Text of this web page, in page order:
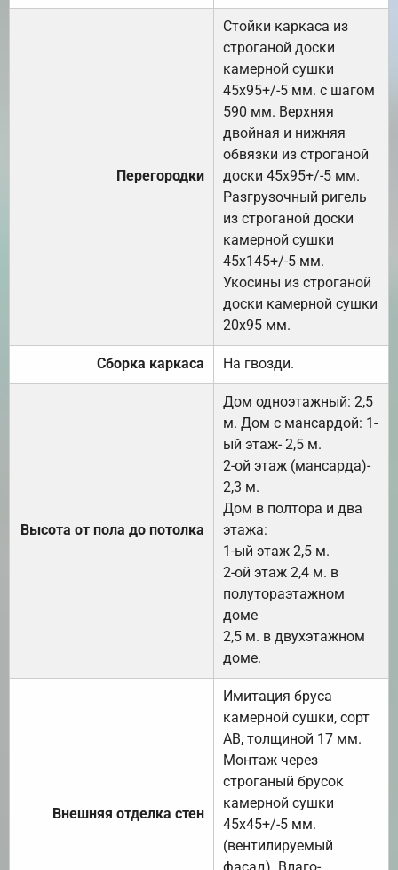
Перегородки
Стойки каркаса из
строганой доски
камерной сушки
45х95+/-5 мм. с шагом
590 мм. Верхняя
двойная и нижняя
обвязки из строганой
доски 45х95+/-5 мм.
Разгрузочный ригель
из строганой доски
камерной сушки
45х145+/-5 мм.
Укосины из строганой
доски камерной сушки
20х95 мм.
Сборка каркаса На гвозди.
Высота от пола до потолка
Дом одноэтажный: 2,5
м. Дом с мансардой: 1-
ый этаж- 2,5 м.
2-ой этаж (мансарда)-
2,3 м.
Дом в полтора и два
этажа:
1-ый этаж 2,5 м.
2-ой этаж 2,4 м. в
полутораэтажном
доме
2,5 м. в двухэтажном
доме.
Внешняя отделка стен
Имитация бруса
камерной сушки, сорт
АВ, толщиной 17 мм.
Монтаж через
строганый брусок
камерной сушки
45х45+/-5 мм.
(вентилируемый
фасад). Влаго-